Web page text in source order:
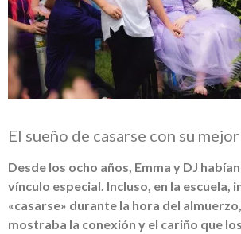
El sueño de casarse con su
Desde los ocho años, Emma y DJ
vínculo especial. Incluso, en la escuela,
«casarse» durante la hora del
mostraba la conexión y el cariño que